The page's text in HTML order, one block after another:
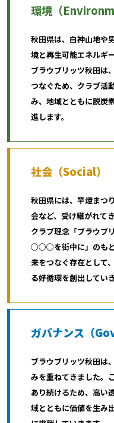
環境（
秋田県は、白神山地や
境と再生可能エネルギ
ブラウブリッツ秋田は
つなぐため、クラブ活
み、地域とともに脱炭
進します。
社会 （Social）
秋田県には、竿燈まつ
会など、受け継がれて
クラブ理念「ブラウブ
○○○を街中に」のもと
来をつなぐ存在として
る好循環を創出していき
ガバナンス （
ブラウブリッツ秋田は
みを重ねてきました。
あり続けるため、高い
域とともに価値を生み